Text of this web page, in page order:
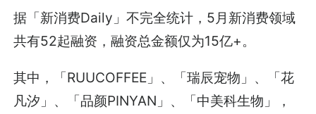
据「新消费Daily」不完全统计，5月新消费领域
共有52起融资，融资总金额仅为15亿+。
其中，「RUUCOFFEE」、「瑞辰宠物」、「花
凡汐」、「品颜PINYAN」、「中美科生物」，